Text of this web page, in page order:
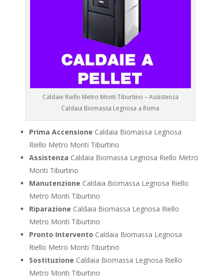
Caldaie Riello Metro Monti Tiburtino – Assistenza
Caldaia Biomassa Legnosa a Roma
Prima Accensione Caldaia Biomassa Legnosa
Riello Metro Monti Tiburtino
Assistenza Caldaia Biomassa Legnosa Riello Metro
Monti Tiburtino
Manutenzione Caldaia Biomassa Legnosa Riello
Metro Monti Tiburtino
Riparazione Caldaia Biomassa Legnosa Riello
Metro Monti Tiburtino
Pronto Intervento Caldaia Biomassa Legnosa
Riello Metro Monti Tiburtino
Sostituzione Caldaia Biomassa Legnosa Riello
Metro Monti Tiburtino